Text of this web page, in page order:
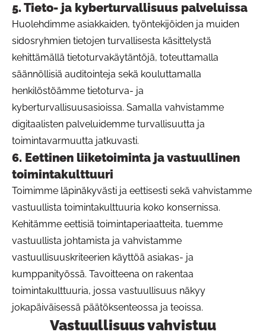
5. Tieto- ja kyberturvallisuus palveluissa
Huolehdimme asiakkaiden, työntekijöiden ja muiden
sidosryhmien tietojen turvallisesta käsittelystä
kehittämällä tietoturvakäytäntöjä, toteuttamalla
säännöllisiä auditointeja sekä kouluttamalla
henkilöstöämme tietoturva- ja
kyberturvallisuusasioissa. Samalla vahvistamme
digitaalisten palveluidemme turvallisuutta ja
toimintavarmuutta jatkuvasti.
6. Eettinen liiketoiminta ja vastuullinen
toimintakulttuuri
Toimimme läpinäkyvästi ja eettisesti sekä vahvistamme
vastuullista toimintakulttuuria koko konsernissa.
Kehitämme eettisiä toimintaperiaatteita, tuemme
vastuullista johtamista ja vahvistamme
vastuullisuuskriteerien käyttöä asiakas- ja
kumppanityössä. Tavoitteena on rakentaa
toimintakulttuuria, jossa vastuullisuus näkyy
jokapäiväisessä päätöksenteossa ja teoissa.
Vastuullisuus vahvistuu